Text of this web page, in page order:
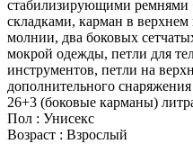
стабилизирующими ремнями
складками, карман в
молнии, два боковых
мокрой одежды, петли для
инструментов, петли на
дополнительного
26+3 (боковые карманы)
Пол : Унисекс
Возраст : Взрослый